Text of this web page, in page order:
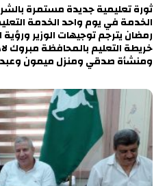
الخدمة في يوم واحد الخدمة
رمضان يترجم توجيهات الوزير
خريطة التعليم بالمحافظة مبروك
ومنشأة صدقي ومنزل ميمون